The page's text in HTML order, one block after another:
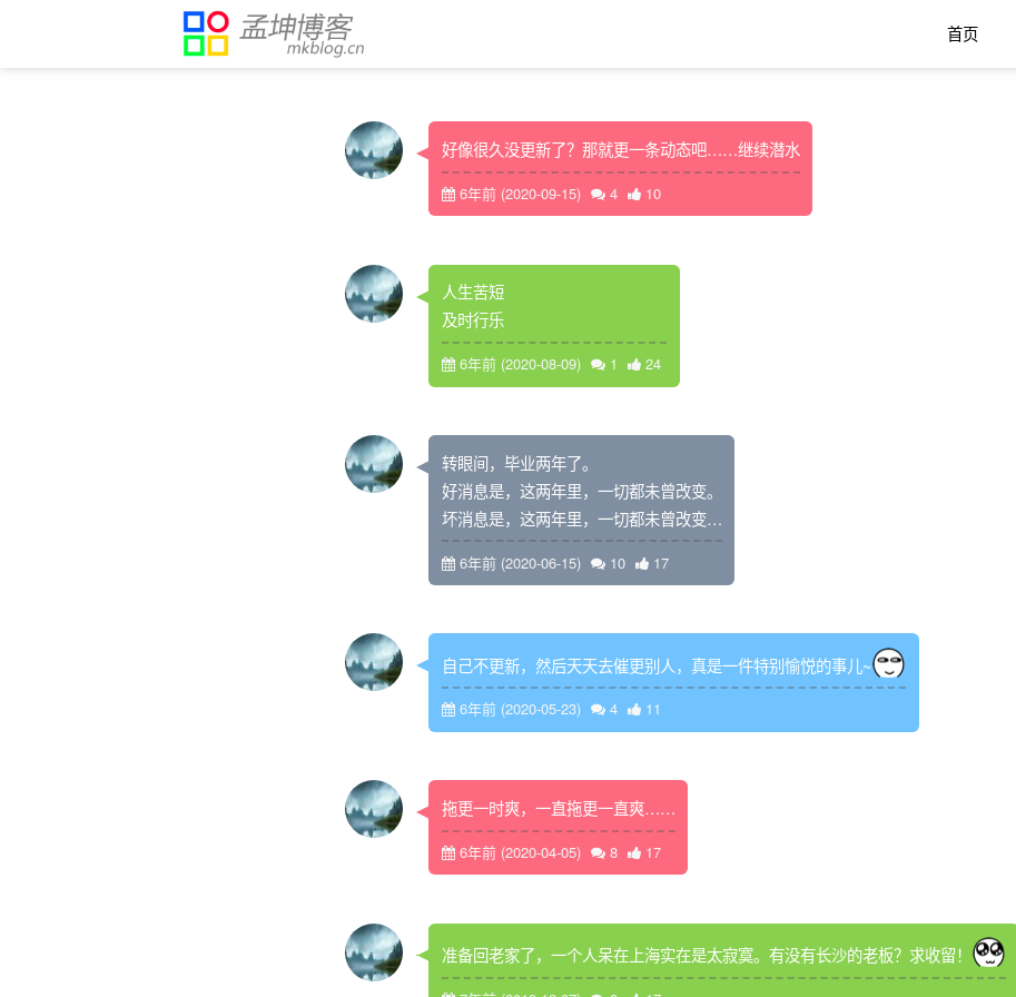
首页
好像很久没更新了？那就更一条动态吧……继续潜水
6年前 (2020-09-15) 4 10
人生苦短
及时行乐
6年前 (2020-08-09) 1 24
转眼间，毕业两年了。
好消息是，这两年里，一切都未曾改变。
坏消息是，这两年里，一切都未曾改变…
6年前 (2020-06-15) 10 17
自己不更新，然后天天去催更别人，真是一件特别愉悦的事儿~
6年前 (2020-05-23) 4 11
拖更一时爽，一直拖更一直爽……
6年前 (2020-04-05) 8 17
准备回老家了，一个人呆在上海实在是太寂寞。有没有长沙的老板？求收留！